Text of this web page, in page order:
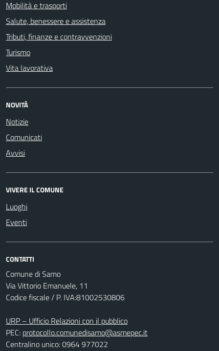
Mobilità e trasporti
Salute, benessere e assistenza
Tributi, finanze e contravvenzioni
Turismo
Vita lavorativa
NOVITÀ
Notizie
Comunicati
Avvisi
VIVERE IL COMUNE
Luoghi
Eventi
CONTATTI
Comune di Samo
Via Vittorio Emanuele, 11
Codice fiscale / P. IVA:81002530806
URP – Ufficio Relazioni con il pubblico
PEC: protocollo.comunedisamo@asmepec.it
Centralino unico: 0964 977022